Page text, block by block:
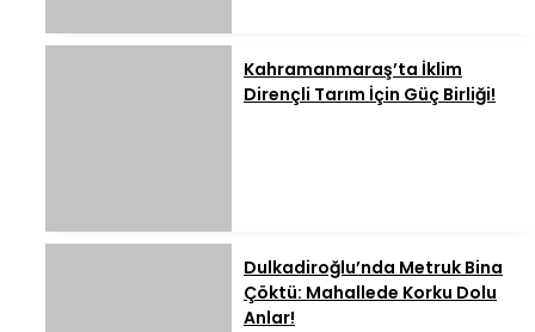
Kahramanmaraş’ta İklim
Dirençli Tarım İçin Güç Birliği!
Dulkadiroğlu’nda Metruk Bina
Çöktü: Mahallede Korku Dolu
Anlar!